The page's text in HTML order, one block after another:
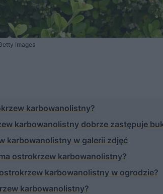
Images
karbowanolistny?
karbowanolistny dobrze zastępuje
karbowanolistny w galerii zdjęć
ostrokrzew karbowanolistny?
karbowanolistny w ogrodzie?
karbowanolistny?